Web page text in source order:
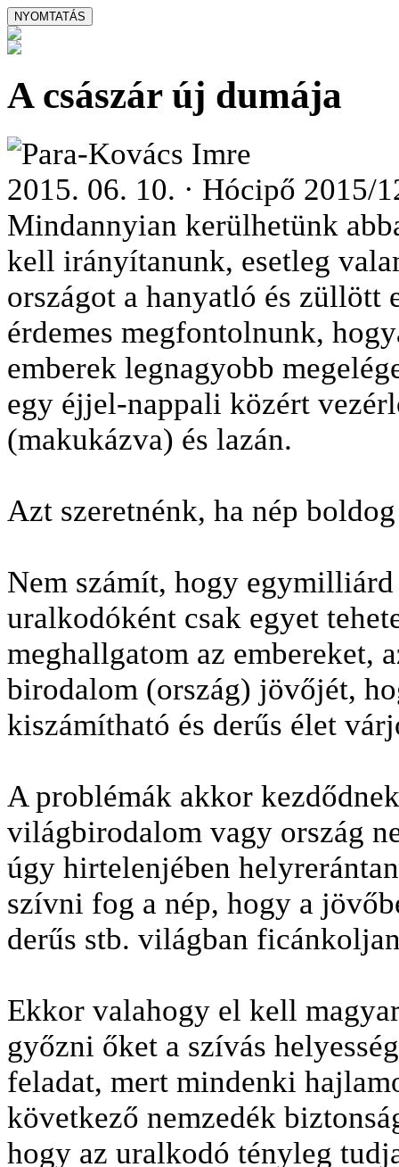
A császár új dumája
Para-Kovács Imre
2015. 06. 10. · Hócipő 2015/
Mindannyian kerülhetünk
kell irányítanunk, esetleg
országot a hanyatló és züllött
érdemes megfontolnunk,
emberek legnagyobb
egy éjjel-nappali közért
(makukázva) és lazán.
Azt szeretnénk, ha nép
Nem számít, hogy
uralkodóként csak egyet
meghallgatom az embereket,
birodalom (ország) jövőjét,
kiszámítható és derűs élet
A problémák akkor
világbirodalom vagy ország
úgy hirtelenjében
szívni fog a nép, hogy a
derűs stb. világban
Ekkor valahogy el kell
győzni őket a szívás
feladat, mert mindenki
következő nemzedék
hogy az uralkodó tényleg